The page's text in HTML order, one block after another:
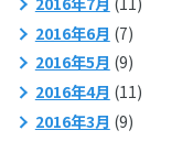
2016年6月 (7)
2016年5月 (9)
2016年4月 (11)
2016年3月 (9)